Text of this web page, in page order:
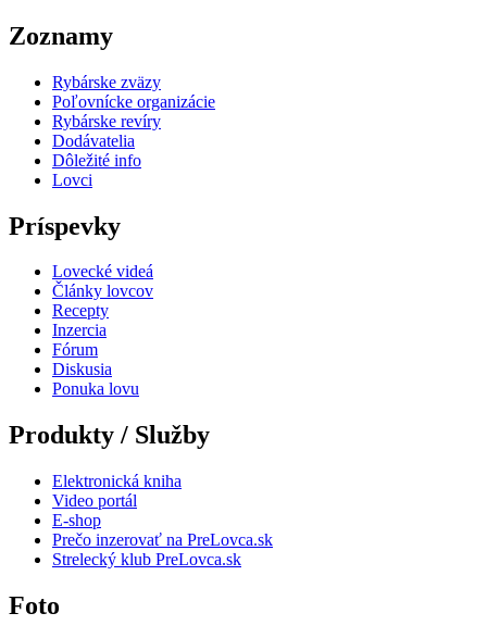
Zoznamy
Rybárske zväzy
Poľovnícke organizácie
Rybárske revíry
Dodávatelia
Dôležité info
Lovci
Príspevky
Lovecké videá
Články lovcov
Recepty
Inzercia
Fórum
Diskusia
Ponuka lovu
Produkty / Služby
Elektronická kniha
Video portál
E-shop
Prečo inzerovať na PreLovca.sk
Strelecký klub PreLovca.sk
Foto